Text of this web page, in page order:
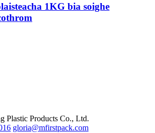
1KG bia soighe
Plastic Products Co., Ltd.
gloria@mfirstpack.com